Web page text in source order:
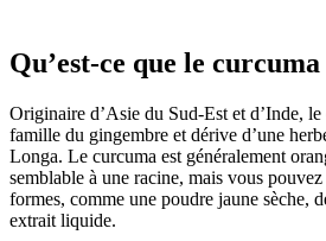
Qu’est-ce que le curcuma
Originaire d’Asie du Sud-Est et d’Inde,
famille du gingembre et dérive d’une
Longa. Le curcuma est généralement
semblable à une racine, mais vous
formes, comme une poudre jaune sèche,
extrait liquide.